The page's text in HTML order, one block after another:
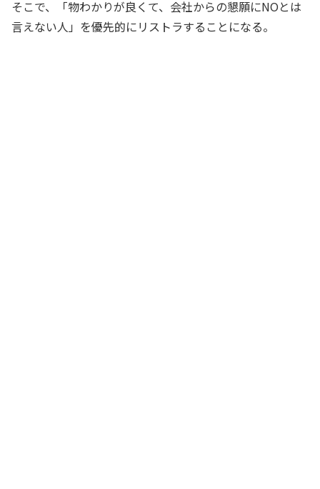
そこで、「物わかりが良くて、会社からの懇願にNOとは
言えない人」を優先的にリストラすることになる。